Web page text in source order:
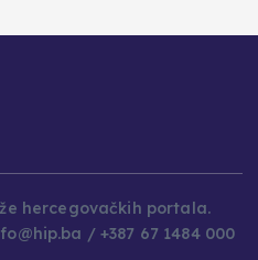
hercegovačkih portala.
/ +387 67 1484 000